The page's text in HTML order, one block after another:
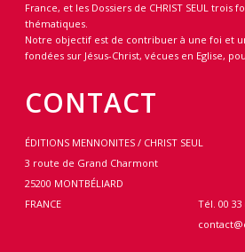
France, et les Dossiers de CHRIST SEUL trois
thématiques.
Notre objectif est de contribuer à une foi et
fondées sur Jésus-Christ, vécues en Eglise,
CONTACT
ÉDITIONS MENNONITES / CHRIST SEUL
3 route de Grand Charmont
25200 MONTBÉLIARD
FRANCE
Tél. 00 33